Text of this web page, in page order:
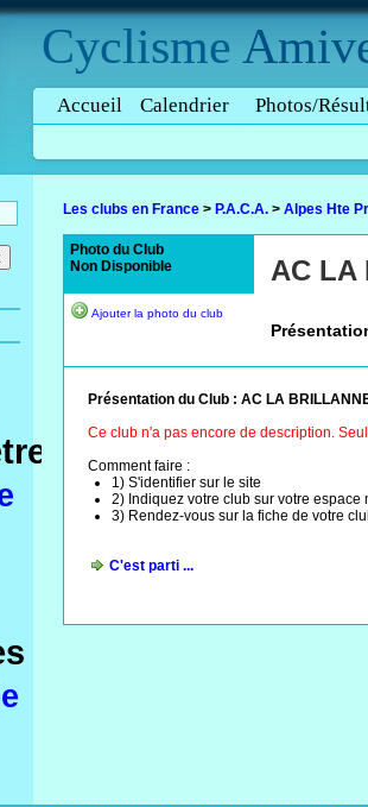
Cyclisme
Accueil Calendrier Photos/
Les clubs en France > P.A.C.A. > Alpes Hte
Photo du Club
Non Disponible
Ajouter la photo du club
AC LA
Présentation du Club : AC LA
Ce club n'a pas encore de description.
Comment faire :
1) S'identifier sur le site
2) Indiquez votre club sur votre espace
3) Rendez-vous sur la fiche de votre
C'est parti ...